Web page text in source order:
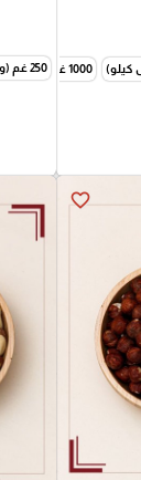
1000 غم (1 كيلو) 250 غم (وقية)
favorite_border